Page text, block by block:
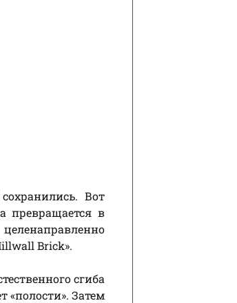
Вот
превращается в
Brick».
сгиба
«полости». Затем